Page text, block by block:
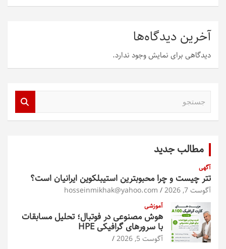
آخرین دیدگاه‌ها
دیدگاهی برای نمایش وجود ندارد.
مطالب جدید
آگهی
تتر چیست و چرا محبوبترین استیبلکوین ایرانیان است؟
آگوست 7, 2026 hosseinmikhak@yahoo.com
آموزشی
هوش مصنوعی در فوتبال؛ تحلیل مسابقات
با سرورهای گرافیکی HPE
آگوست 5, 2026